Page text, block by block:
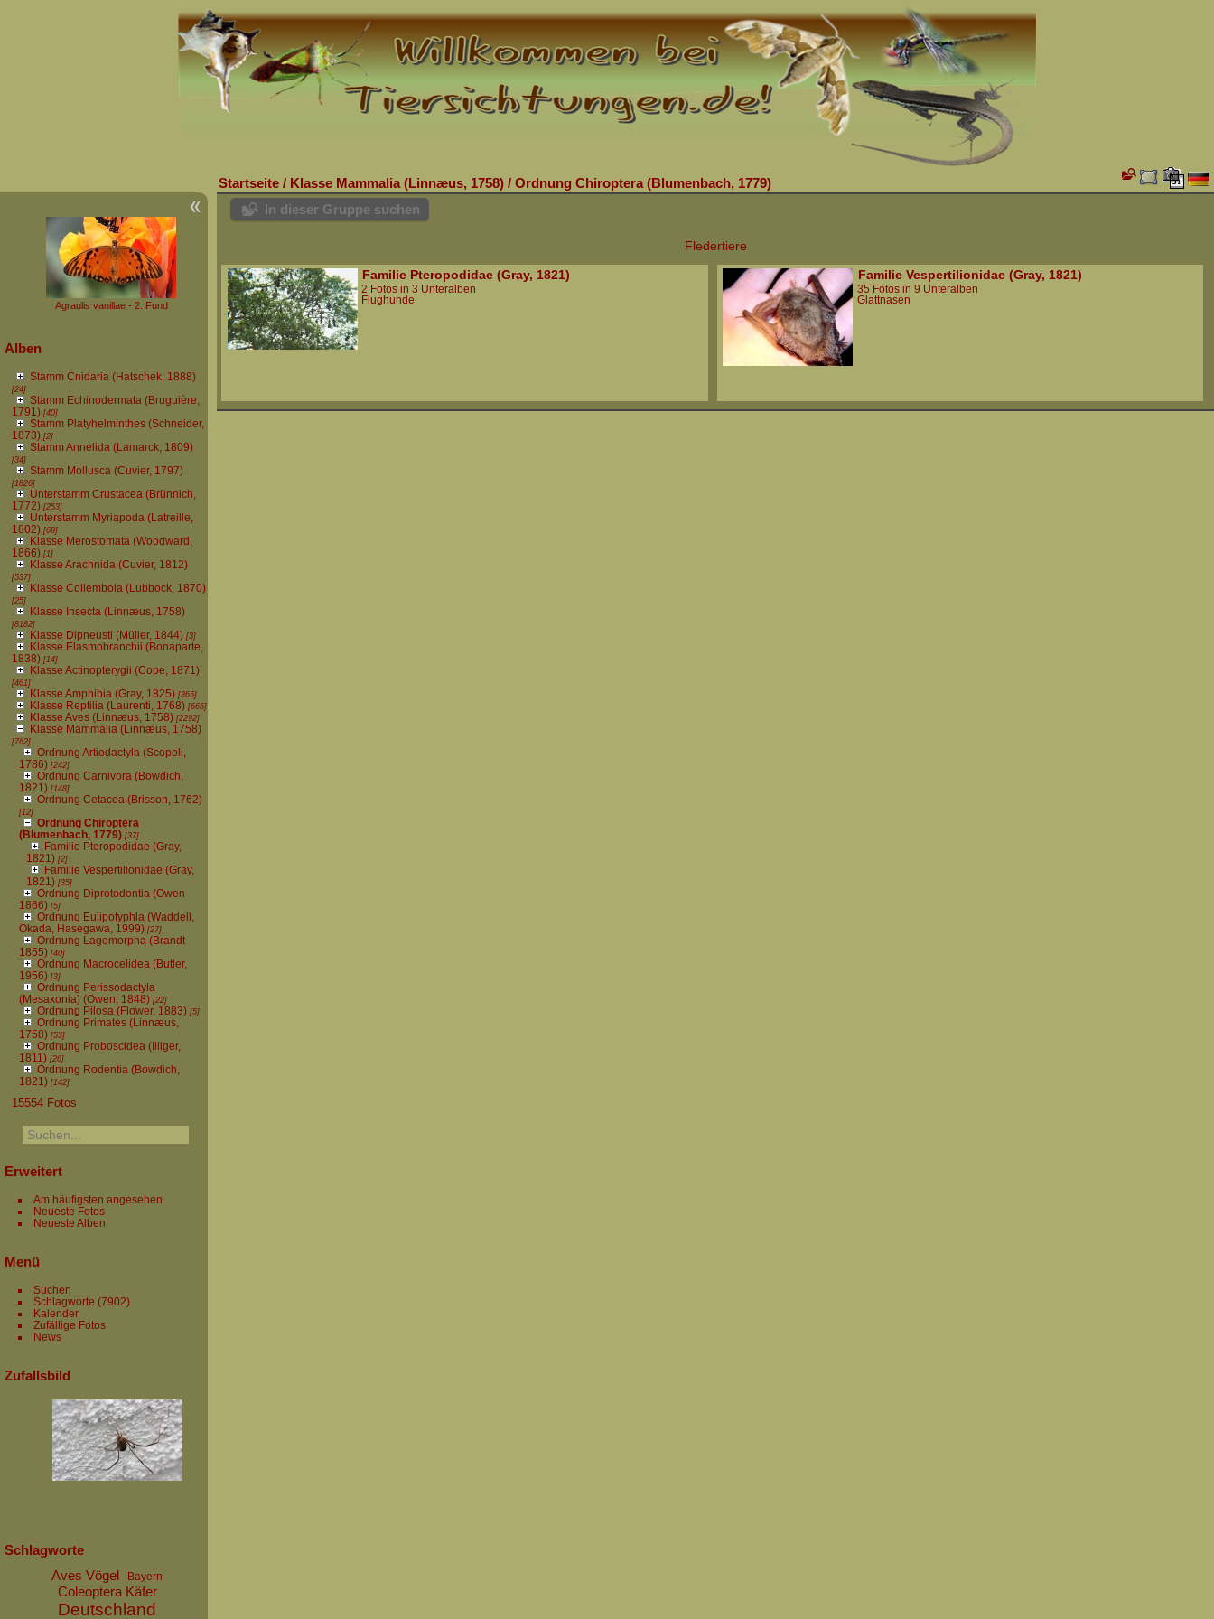
Agraulis vanillae - 2. Fund
Alben
Stamm Cnidaria (Hatschek, 1888)
[24]
Stamm Echinodermata (Bruguière,
1791)[40]
Stamm Platyhelminthes (Schneider,
1873)[2]
Stamm Annelida (Lamarck, 1809)
[34]
Stamm Mollusca (Cuvier, 1797)
[1826]
Unterstamm Crustacea (Brünnich,
1772)[253]
Unterstamm Myriapoda (Latreille,
1802)[69]
Klasse Merostomata (Woodward,
1866)[1]
Klasse Arachnida (Cuvier, 1812)
[537]
Klasse Collembola (Lubbock, 1870)
[25]
Klasse Insecta (Linnæus, 1758)
[8182]
Klasse Dipneusti (Müller, 1844)[3]
Klasse Elasmobranchii (Bonaparte,
1838)[14]
Klasse Actinopterygii (Cope, 1871)
[461]
Klasse Amphibia (Gray, 1825)[365]
Klasse Reptilia (Laurenti, 1768)[665]
Klasse Aves (Linnæus, 1758)[2292]
Klasse Mammalia (Linnæus, 1758)
[762]
Ordnung Artiodactyla (Scopoli,
1786)[242]
Ordnung Carnivora (Bowdich,
1821)[148]
Ordnung Cetacea (Brisson, 1762)
[12]
Ordnung Chiroptera
(Blumenbach, 1779)[37]
Familie Pteropodidae (Gray,
1821)[2]
Familie Vespertilionidae (Gray,
1821)[35]
Ordnung Diprotodontia (Owen
1866)[5]
Ordnung Eulipotyphla (Waddell,
Okada, Hasegawa, 1999)[27]
Ordnung Lagomorpha (Brandt
1855)[40]
Ordnung Macrocelidea (Butler,
1956) [3]
Ordnung Perissodactyla
(Mesaxonia) (Owen, 1848)[22]
Ordnung Pilosa (Flower, 1883)[5]
Ordnung Primates (Linnæus,
1758)[53]
Ordnung Proboscidea (Illiger,
1811)[26]
Ordnung Rodentia (Bowdich,
1821)[142]
15554 Fotos
Erweitert
Am häufigsten angesehen
Neueste Fotos
Neueste Alben
Menü
Suchen
Schlagworte (7902)
Kalender
Zufällige Fotos
News
Zufallsbild
Schlagworte
Aves Vögel
Bayern
Coleoptera Käfer
Deutschland
Startseite / Klasse Mammalia (Linnæus, 1758) / Ordnung Chiroptera (Blumenbach, 1779)
In dieser Gruppe suchen
Fledertiere
Familie Pteropodidae (Gray, 1821)
2 Fotos in 3 Unteralben
Flughunde
Familie Vespertilionidae (Gray, 1821)
35 Fotos in 9 Unteralben
Glattnasen